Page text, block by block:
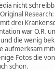
nicht
drei
war O.R.
die wenig
aufmerksam
Fotos die
schon.